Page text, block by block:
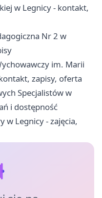
w Legnicy - kontakt,
Nr 2 w
im. Marii
zapisy, oferta
Specjalistów w
i dostępność
w Legnicy - zajęcia,